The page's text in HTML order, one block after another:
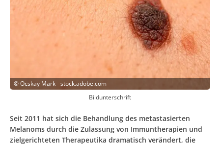
©Ocskay Mark - stock.adobe.com
Bildunterschrift
Seit 2011 hat sich die Behandlung des metastasierten
Melanoms durch die Zulassung von Immuntherapien und
zielgerichteten Therapeutika dramatisch verändert, die